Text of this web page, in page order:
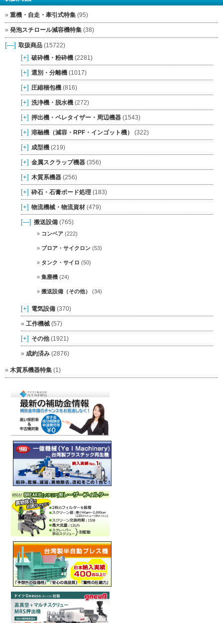
重機・自走・牽引式特集 (95)
発泡スチロール減容機特集 (38)
[—] 取扱商品 (15722)
[+] 破砕機・粉砕機 (2281)
[+] 選別・分離機 (1017)
[+] 圧縮梱包機 (816)
[+] 洗浄機・脱水機 (272)
[+] 押出機・ペレタイザー・周辺機器 (1543)
[+] 溶融機（減容・RPF・インゴット機） (322)
[+] 成型機 (219)
[+] 金属スクラップ機器 (356)
[+] 木質系機器 (256)
[+] 砕石・石膏ボード処理 (183)
[+] 物流機械・物流資材 (479)
[—] 搬送設備 (765)
コンベア (222)
ブロア・サイクロン (53)
タンク・サイロ (50)
集塵機 (24)
搬送設備（その他） (34)
[+] 電気設備 (370)
工作機械 (57)
[+] その他(1921)
成約済み (2876)
木質系機器特集 (1)